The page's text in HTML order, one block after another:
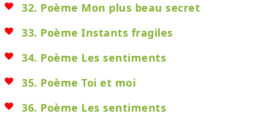
32. Poème Mon plus beau secret
33. Poème Instants fragiles
34. Poème Les sentiments
35. Poème Toi et moi
36. Poème Les sentiments